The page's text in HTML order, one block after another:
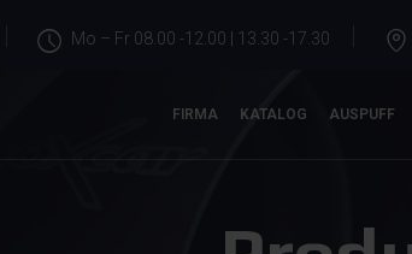
Mo – Fr 08.00 -12.00 | 13.30 -17.30
FIRMA KATALOG AUSPUFF